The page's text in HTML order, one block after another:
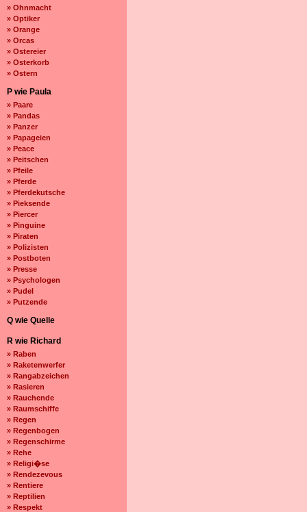
» Ohnmacht
» Optiker
» Orange
» Orcas
» Ostereier
» Osterkorb
» Ostern
P wie Paula
» Paare
» Pandas
» Panzer
» Papageien
» Peace
» Peitschen
» Pfeile
» Pferde
» Pferdekutsche
» Pieksende
» Piercer
» Pinguine
» Piraten
» Polizisten
» Postboten
» Presse
» Psychologen
» Pudel
» Putzende
Q wie Quelle
R wie Richard
» Raben
» Raketenwerfer
» Rangabzeichen
» Rasieren
» Rauchende
» Raumschiffe
» Regen
» Regenbogen
» Regenschirme
» Rehe
» Religi�se
» Rendezevous
» Rentiere
» Reptilien
» Respekt